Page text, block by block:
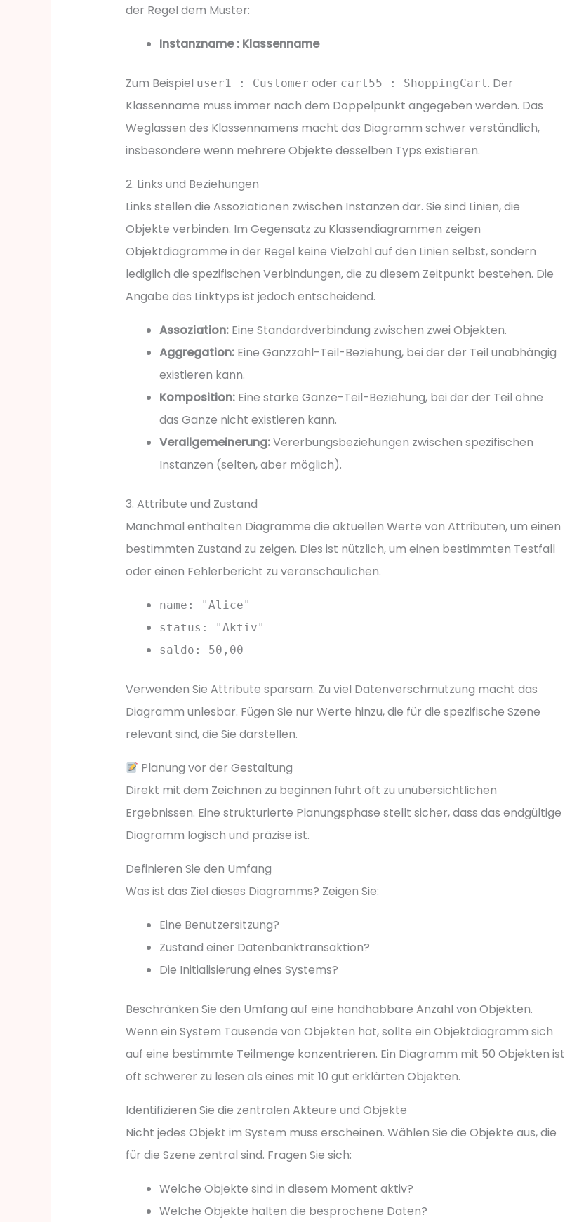
der Regel dem Muster:
Instanzname : Klassenname
Zum Beispiel user1 : Customer oder cart55 : ShoppingCart. Der
Klassenname muss immer nach dem Doppelpunkt angegeben werden. Das
Weglassen des Klassennamens macht das Diagramm schwer verständlich,
insbesondere wenn mehrere Objekte desselben Typs existieren.
2. Links und Beziehungen
Links stellen die Assoziationen zwischen Instanzen dar. Sie sind Linien, die
Objekte verbinden. Im Gegensatz zu Klassendiagrammen zeigen
Objektdiagramme in der Regel keine Vielzahl auf den Linien selbst, sondern
lediglich die spezifischen Verbindungen, die zu diesem Zeitpunkt bestehen. Die
Angabe des Linktyps ist jedoch entscheidend.
Assoziation:Eine Standardverbindung zwischen zwei Objekten.
Aggregation:Eine Ganzzahl-Teil-Beziehung, bei der der Teil unabhängig
existieren kann.
Komposition:Eine starke Ganze-Teil-Beziehung, bei der der Teil ohne
das Ganze nicht existieren kann.
Verallgemeinerung:Vererbungsbeziehungen zwischen spezifischen
Instanzen (selten, aber möglich).
3. Attribute und Zustand
Manchmal enthalten Diagramme die aktuellen Werte von Attributen, um einen
bestimmten Zustand zu zeigen. Dies ist nützlich, um einen bestimmten Testfall
oder einen Fehlerbericht zu veranschaulichen.
name: "Alice"
status: "Aktiv"
saldo: 50,00
Verwenden Sie Attribute sparsam. Zu viel Datenverschmutzung macht das
Diagramm unlesbar. Fügen Sie nur Werte hinzu, die für die spezifische Szene
relevant sind, die Sie darstellen.
Planung vor der Gestaltung
Direkt mit dem Zeichnen zu beginnen führt oft zu unübersichtlichen
Ergebnissen. Eine strukturierte Planungsphase stellt sicher, dass das endgültige
Diagramm logisch und präzise ist.
Definieren Sie den Umfang
Was ist das Ziel dieses Diagramms? Zeigen Sie:
Eine Benutzersitzung?
Zustand einer Datenbanktransaktion?
Die Initialisierung eines Systems?
Beschränken Sie den Umfang auf eine handhabbare Anzahl von Objekten.
Wenn ein System Tausende von Objekten hat, sollte ein Objektdiagramm sich
auf eine bestimmte Teilmenge konzentrieren. Ein Diagramm mit 50 Objekten ist
oft schwerer zu lesen als eines mit 10 gut erklärten Objekten.
Identifizieren Sie die zentralen Akteure und Objekte
Nicht jedes Objekt im System muss erscheinen. Wählen Sie die Objekte aus, die
für die Szene zentral sind. Fragen Sie sich:
Welche Objekte sind in diesem Moment aktiv?
Welche Objekte halten die besprochene Daten?